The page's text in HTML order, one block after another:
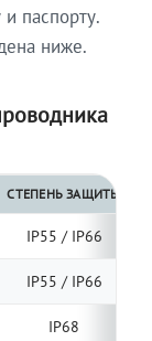
паспорту.
ниже.
СТЕПЕНЬ ЗАЩИТЫ
IP55 / IP66
IP55 / IP66
IP68